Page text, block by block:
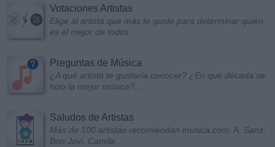
Votaciones Artistas
Elige al artista que más te guste para determinar quién
es el mejor de todos
Preguntas de Música
¿A qué artista te gustaría conocer? ¿En qué década se
hizo la mejor música?...
Saludos de Artistas
Más de 100 artistas recomiendan musica.com: A. Sanz,
Bon Jovi, Camila...